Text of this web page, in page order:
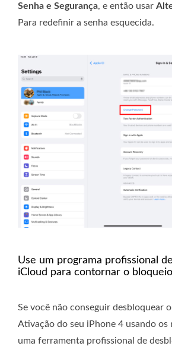
Senha e Segurança, e então usar
Para redefinir a senha esquecida.
Use um programa profissional
iCloud para contornar o
Se você não conseguir desbloquear
Ativação do seu iPhone 4 usando os
uma ferramenta profissional de